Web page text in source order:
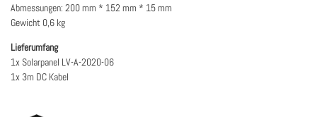
Abmessungen: 200 mm * 152 mm * 15 mm
Gewicht 0,6 kg
Lieferumfang
1x Solarpanel LV-A-2020-06
1x 3m DC Kabel